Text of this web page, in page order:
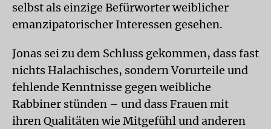
selbst als einzige Befürworter weiblicher
emanzipatorischer Interessen gesehen.
Jonas sei zu dem Schluss gekommen, dass fast
nichts Halachisches, sondern Vorurteile und
fehlende Kenntnisse gegen weibliche
Rabbiner stünden – und dass Frauen mit
ihren Qualitäten wie Mitgefühl und anderen